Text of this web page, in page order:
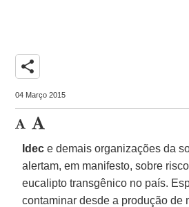
share
04 Março 2015
Idec e demais organizações da
alertam, em manifesto, sobre
eucalipto transgênico no país.
contaminar desde a produção de